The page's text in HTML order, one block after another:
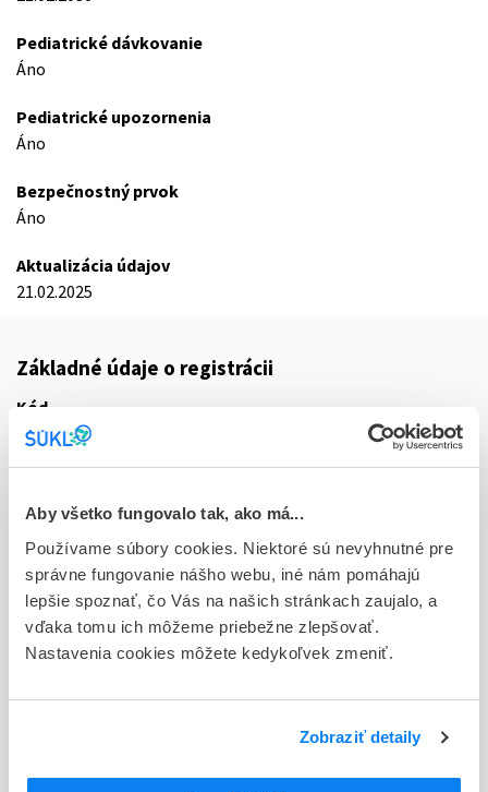
Aby všetko fungovalo tak, ako má...
Používame súbory cookies. Niektoré sú nevyhnutné pre
správne fungovanie nášho webu, iné nám pomáhajú
lepšie spoznať, čo Vás na našich stránkach zaujalo, a
vďaka tomu ich môžeme priebežne zlepšovať.
Nastavenia cookies môžete kedykoľvek zmeniť.
Zobraziť detaily
Pediatrické dávkovanie
Áno
Pediatrické upozornenia
Áno
Bezpečnostný prvok
Áno
Aktualizácia údajov
21.02.2025
Základné údaje o registrácii
Kód
8883E
15/0038/25-S
Doplnok
plo ijf 100x1g (liek.inj.skl.)
Stav
R - Aktuálna registrácia
Typ registračnej procedúry
Držiteľ, krajina